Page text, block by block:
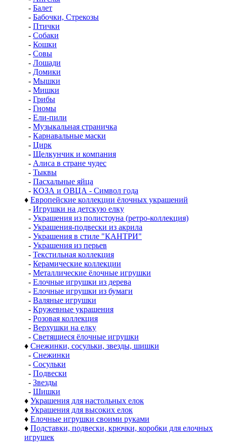
- Балет
- Бабочки, Стрекозы
- Птички
- Собаки
- Кошки
- Совы
- Лошади
- Домики
- Мышки
- Мишки
- Грибы
- Гномы
- Ели-пили
- Музыкальная страничка
- Карнавальные маски
- Цирк
- Щелкунчик и компания
- Алиса в стране чудес
- Тыквы
- Пасхальные яйца
- КОЗА и ОВЦА - Символ года
♦ Европейские коллекции ёлочных украшений
- Игрушки на детскую елку
- Украшения из полистоуна (ретро-коллекция)
- Украшения-подвески из акрила
- Украшения в стиле "КАНТРИ"
- Украшения из перьев
- Текстильная коллекция
- Керамические коллекции
- Металлические ёлочные игрушки
- Елочные игрушки из дерева
- Елочные игрушки из бумаги
- Валяные игрушки
- Кружевные украшения
- Розовая коллекция
- Верхушки на елку
- Светящиеся ёлочные игрушки
♦ Снежинки, сосульки, звезды, шишки
- Снежинки
- Сосульки
- Подвески
- Звезды
- Шишки
♦ Украшения для настольных елок
♦ Украшения для высоких елок
♦ Елочные игрушки своими руками
♦ Подставки, подвески, крючки, коробки для елочных
игрушек